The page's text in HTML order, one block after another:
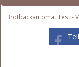
Brotbackautomat Test -